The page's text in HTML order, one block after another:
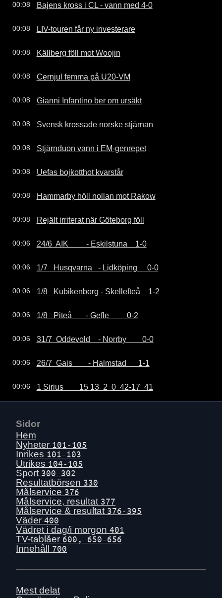
00:08 Bajens kross i CL - vann med 4-0
00:08 LIV-touren får ny investerare
00:08 Källberg föll mot Woojin
00:08 Cernjul femma på U20-VM
00:08 Gianni Infantino ber om ursäkt
00:08 Svensk krossade norske stjärnan
00:08 Stjärnduon vann i EM-genrepet
00:08 Uefas bojkotthot kvarstår
00:08 Hammarby höll nollan mot Rakow
00:08 Rejält irriterat när Göteborg föll
00:06 24/6  AIK         - Eskilstuna    1-0
00:06 1/7   Husqvarna   - Lidköping     0-0
00:06 1/8   Kubikenborg - Skellefteå    1-2
00:06 1/8   Piteå       - Gefle         0-2
00:06 31/7  Oddevold    - Norrby        0-0
00:06 26/7  Gais        - Halmstad      1-1
00:06 1 Sirius        15 13  2  0  42-17  41
Sidor
Hem
Nyheter 101-105
Inrikes 101-103
Utrikes 104-105
Sport 300-302
Resultatbörsen 330
Målservice 376
Målservice, resultat 377
Målservice & resultat 376-395
Väder 400
Vädret i dag/i morgon 401
TV-tablåer 600, 650-656
Innehåll 700
Mest delat